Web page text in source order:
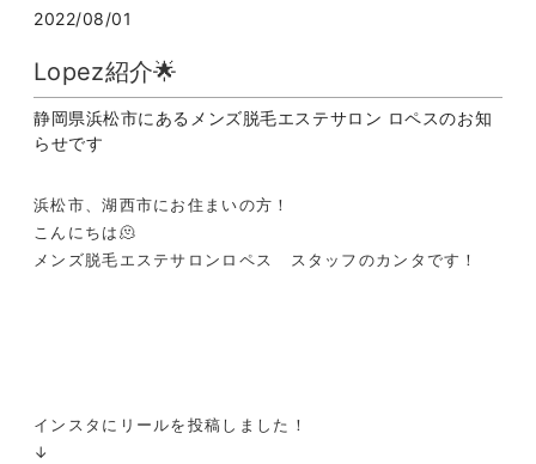
2022/08/01
Lopez紹介🌟
静岡県浜松市にあるメンズ脱毛エステサロン ロペスのお知
らせです
浜松市、湖西市にお住まいの方！
こんにちは🫠
メンズ脱毛エステサロンロペス スタッフのカンタです！
インスタにリールを投稿しました！
↓